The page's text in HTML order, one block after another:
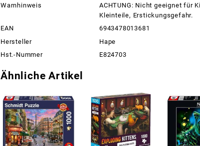
Warnhinweis
ACHTUNG: Nicht geeignet für
Kleinteile, Erstickungsgefahr.
EAN
6943478013681
Hersteller
Hape
Hst.-Nummer
E824703
Ähnliche Artikel